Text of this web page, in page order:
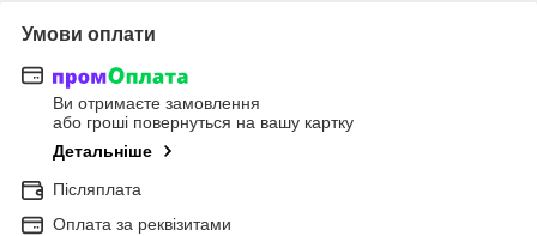
Умови оплати
Ви отримаєте замовлення
або гроші повернуться на вашу картку
Детальніше
Післяплата
Оплата за реквізитами